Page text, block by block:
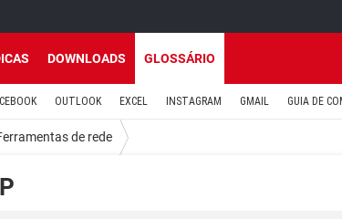
DOWNLOADS GLOSSÁRIO
OUTLOOK EXCEL INSTAGRAM GMAIL GUIA DE
de rede